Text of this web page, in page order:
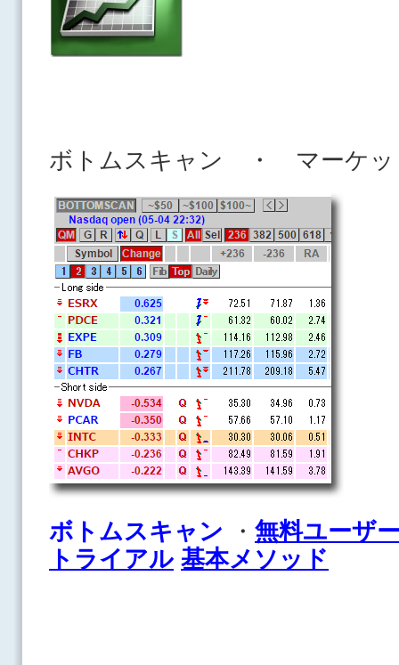
ボトムスキャン ・ マーケッ
ボトムスキャン ・ 無料ユーザ
トライアル 基本メソッド